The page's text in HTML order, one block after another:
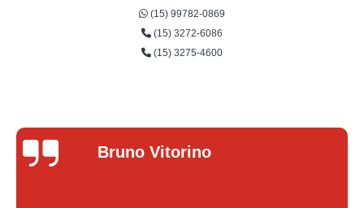
(15) 99782-0869
(15) 3272-6086
(15) 3275-4600
Bruno Vitorino